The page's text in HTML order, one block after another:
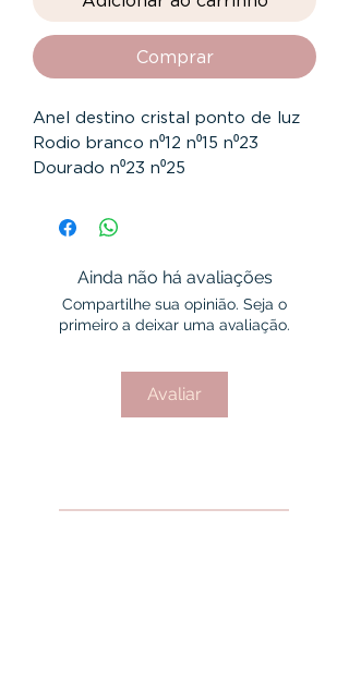
Comprar
Anel destino cristal ponto de luz
Rodio branco n⁰12 n⁰15 n⁰23
Dourado n⁰23 n⁰25
Ainda não há avaliações
Compartilhe sua opinião. Seja o
primeiro a deixar uma avaliação.
Avaliar